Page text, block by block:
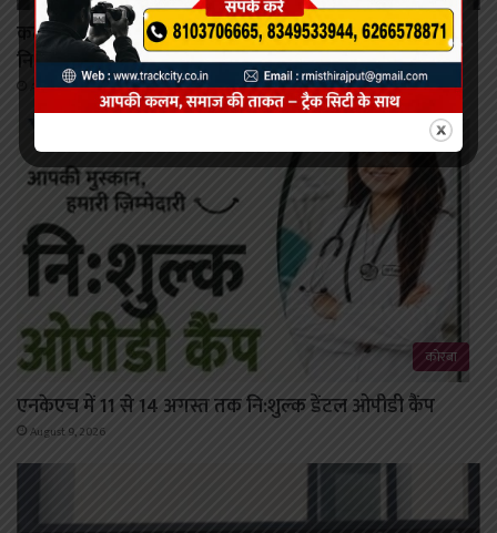
कटघोरा में पहली बार मनोरोग एवं त्वचा रोग विशेषज्ञों की
नि:शुल्क ओपीडी 11 अगस्त को
August 9, 2026
कोरबा
एनकेएच में 11 से 14 अगस्त तक नि:शुल्क डेंटल ओपीडी कैंप
August 9, 2026